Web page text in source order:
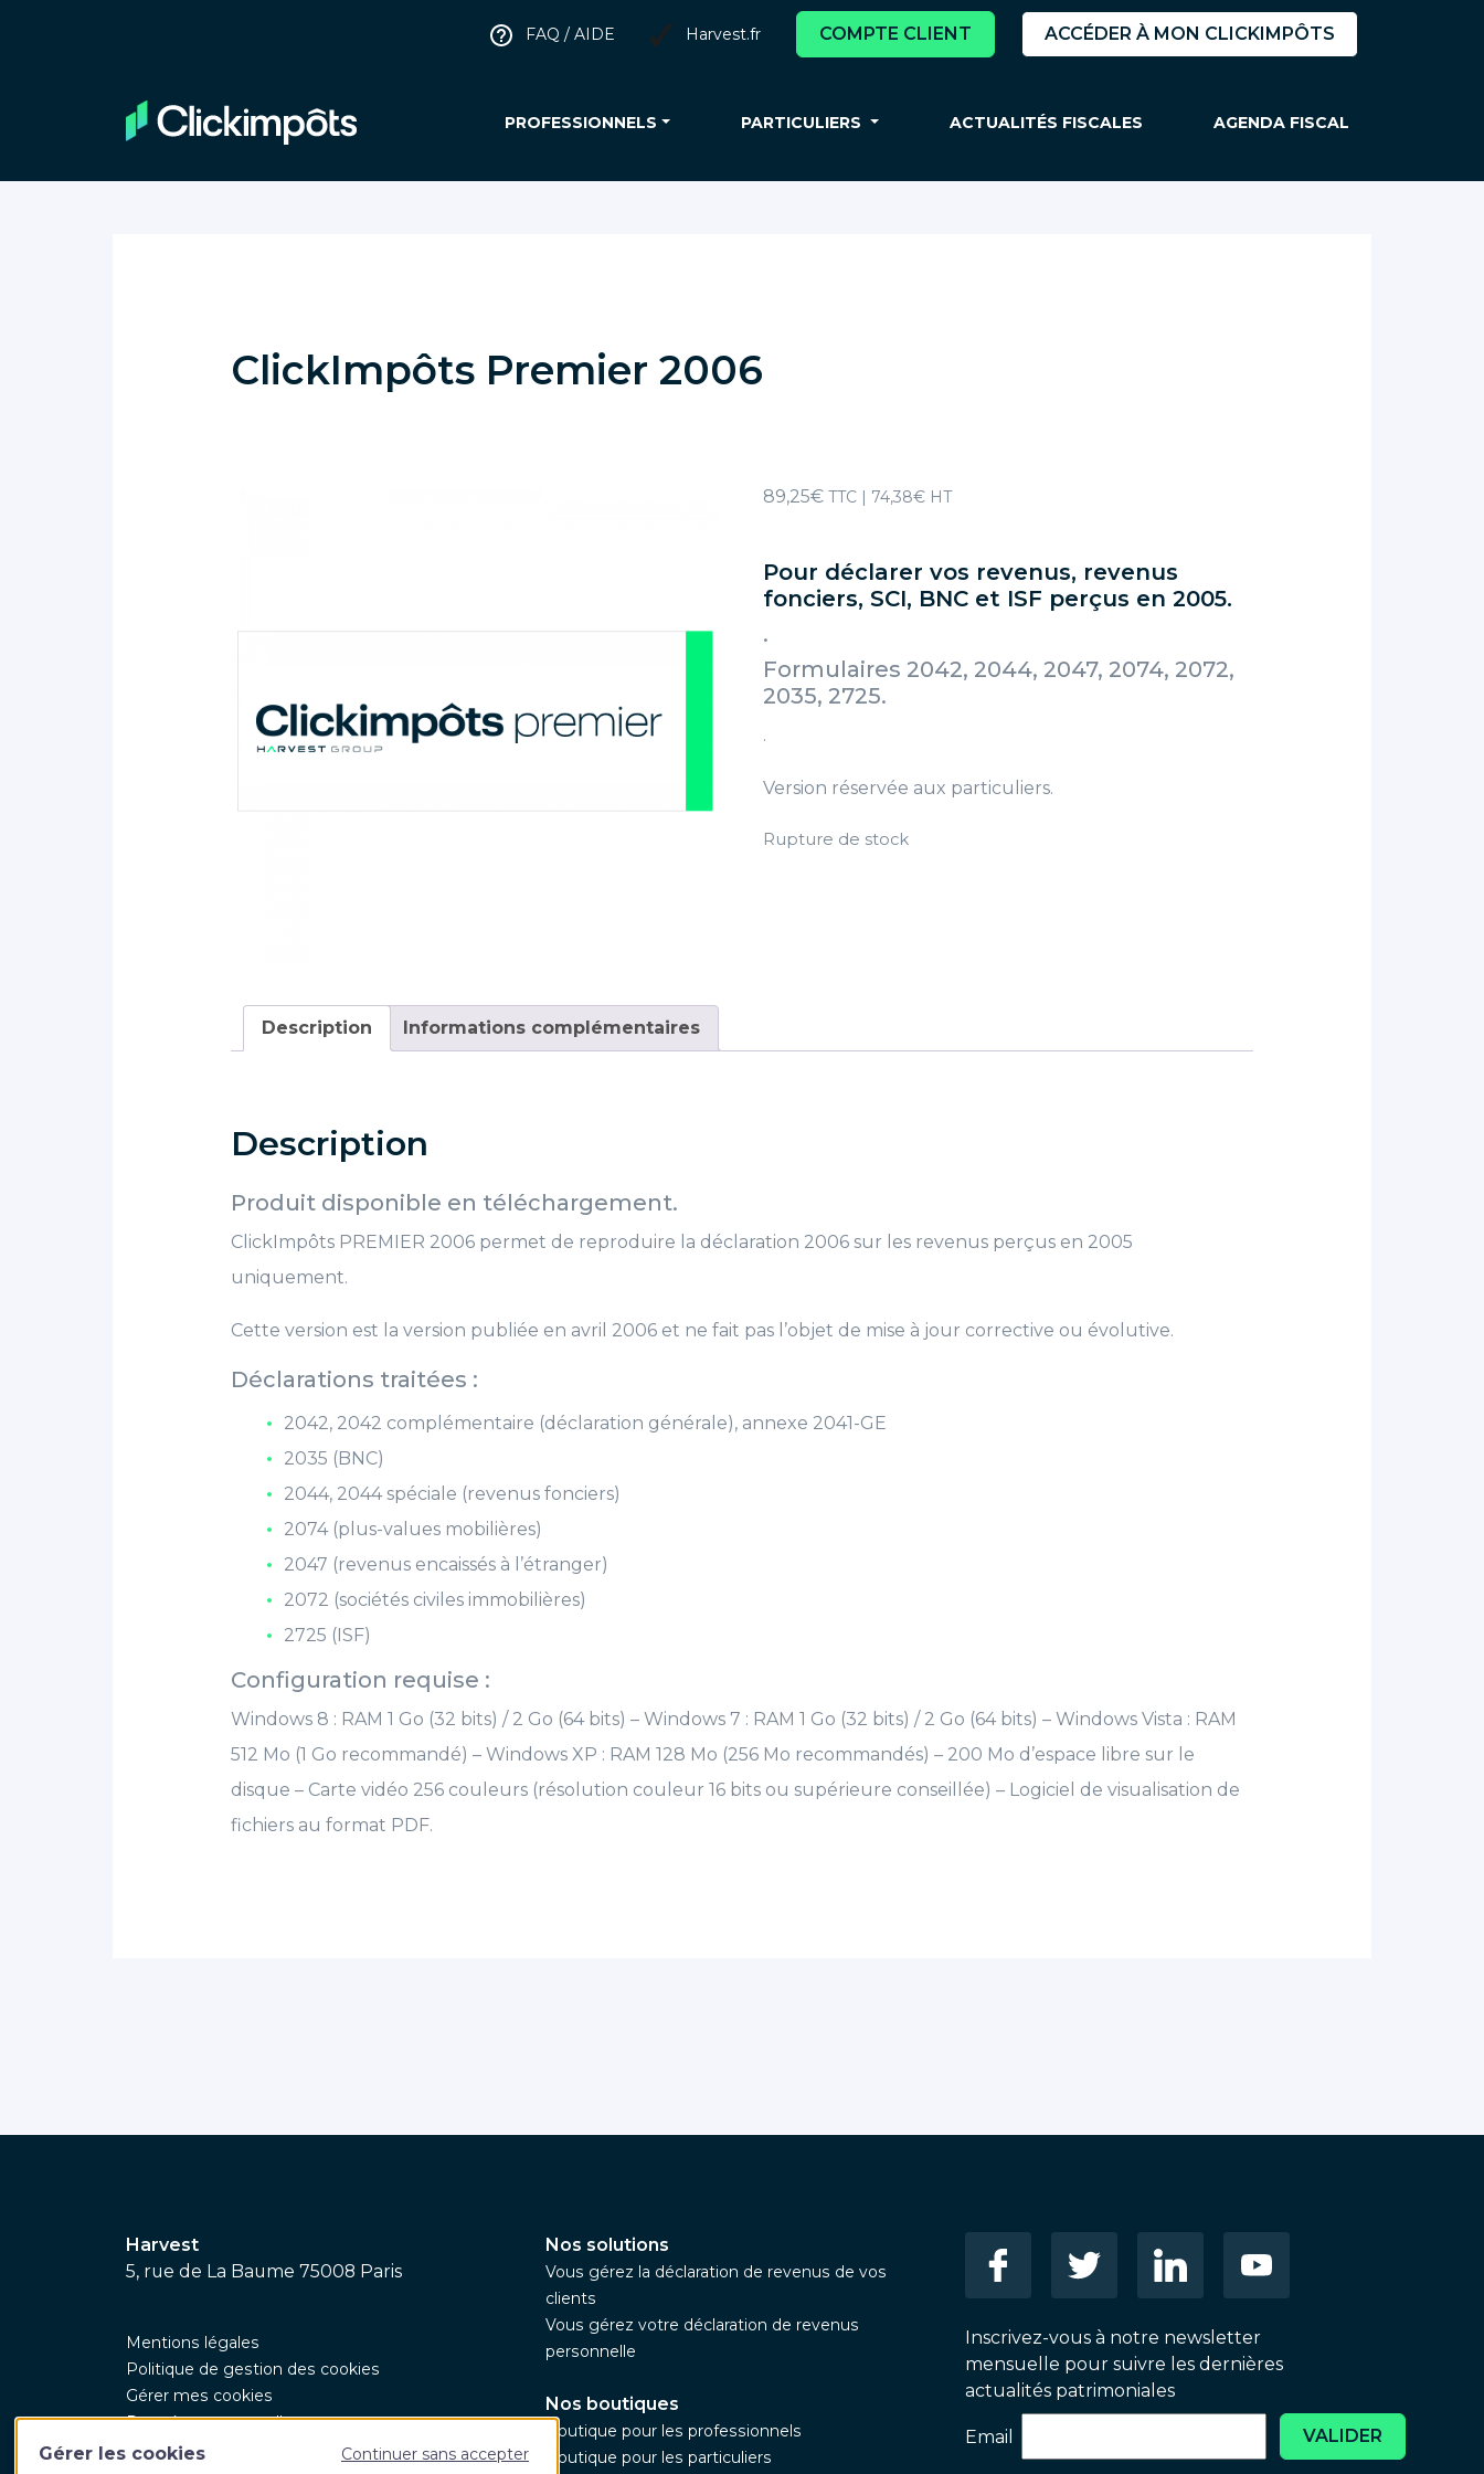
FAQ / AIDE Harvest.fr COMPTE CLIENT ACCÉDER À MON CLICKIMPÔTS
PROFESSIONNELS PARTICULIERS ACTUALITÉS FISCALES AGENDA FISCAL
ClickImpôts Premier 2006
89,25€ TTC | 74,38€HT
Pour déclarer vos revenus, revenus
fonciers, SCI, BNC et ISF perçus en 2005.
.
Formulaires 2042, 2044, 2047, 2074, 2072,
2035, 2725.
.
Version réservée aux particuliers.
Rupture de stock
Description Informations complémentaires
Description
Produit disponible en téléchargement.
ClickImpôts PREMIER 2006 permet de reproduire la déclaration 2006 sur les revenus perçus en 2005
uniquement.
Cette version est la version publiée en avril 2006 et ne fait pas l’objet de mise à jour corrective ou évolutive.
Déclarations traitées :
2042, 2042 complémentaire (déclaration générale), annexe 2041-GE
2035 (BNC)
2044, 2044 spéciale (revenus fonciers)
2074 (plus-values mobilières)
2047 (revenus encaissés à l’étranger)
2072 (sociétés civiles immobilières)
2725 (ISF)
Configuration requise :
Windows 8 : RAM 1 Go (32 bits) / 2 Go (64 bits) – Windows 7 : RAM 1 Go (32 bits) / 2 Go (64 bits) – Windows Vista : RAM
512 Mo (1 Go recommandé) – Windows XP : RAM 128 Mo (256 Mo recommandés) – 200 Mo d’espace libre sur le
disque – Carte vidéo 256 couleurs (résolution couleur 16 bits ou supérieure conseillée) – Logiciel de visualisation de
fichiers au format PDF.
Harvest
5, rue de La Baume 75008 Paris
Mentions légales
Politique de gestion des cookies
Gérer mes cookies
Données personnelles
CGV
Nos solutions
Vous gérez la déclaration de revenus de vos
clients
Vous gérez votre déclaration de revenus
personnelle
Nos boutiques
Boutique pour les professionnels
Boutique pour les particuliers
Inscrivez-vous à notre newsletter
mensuelle pour suivre les dernières
actualités patrimoniales
Email
VALIDER
Gérer les cookies
Continuer sans accepter